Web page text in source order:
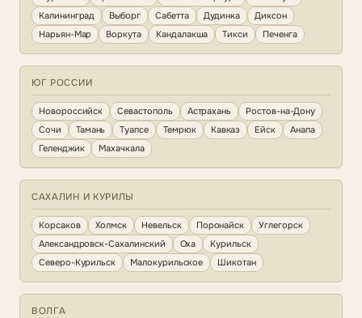
Калининград
Выборг Сабетта Дудинка
Диксон
Нарьян-Мар
Воркута Кандалакша Тикси Печенга
ЮГ РОССИИ
Новороссийск Севастополь Астрахань
Ростов-на-Дону
Сочи
Тамань Туапсе Темрюк Кавказ Ейск
Анапа
Геленджик
Махачкала
САХАЛИН И КУРИЛЫ
Корсаков Холмск Невельск Поронайск
Углегорск
Александровск-Сахалинский
Оха
Курильск
Северо-Курильск
Малокурильское Шикотан
ВОЛГА